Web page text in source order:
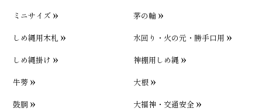
ミニサイズ
茅の輪
しめ縄用木札
水回り・火の元・勝手口用
しめ縄掛け
神棚用しめ縄
牛蒡
大根
鼓胴
大福神・交通安全